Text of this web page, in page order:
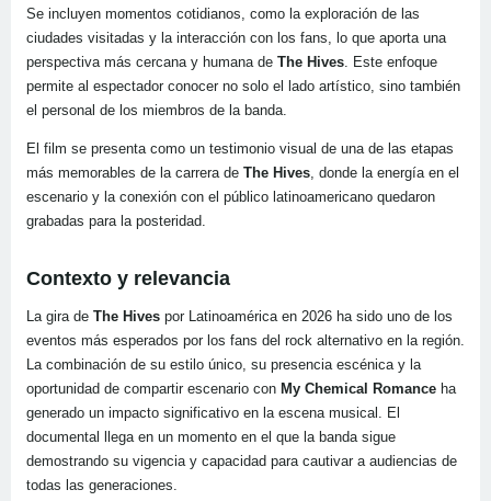
Se incluyen momentos cotidianos, como la exploración de las
ciudades visitadas y la interacción con los fans, lo que aporta una
perspectiva más cercana y humana de The Hives. Este enfoque
permite al espectador conocer no solo el lado artístico, sino también
el personal de los miembros de la banda.
El film se presenta como un testimonio visual de una de las etapas
más memorables de la carrera de The Hives, donde la energía en el
escenario y la conexión con el público latinoamericano quedaron
grabadas para la posteridad.
Contexto y relevancia
La gira de The Hives por Latinoamérica en 2026 ha sido uno de los
eventos más esperados por los fans del rock alternativo en la región.
La combinación de su estilo único, su presencia escénica y la
oportunidad de compartir escenario con My Chemical Romance ha
generado un impacto significativo en la escena musical. El
documental llega en un momento en el que la banda sigue
demostrando su vigencia y capacidad para cautivar a audiencias de
todas las generaciones.